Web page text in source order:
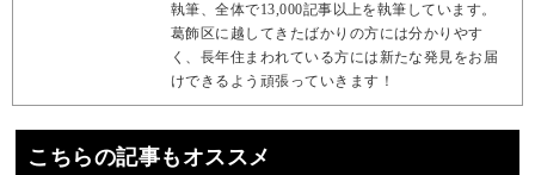
執筆、全体で13,000記事以上を執筆しています。
葛飾区に越してきたばかりの方には分かりやす
く、長年住まわれている方には新たな発見をお届
けできるよう頑張っていきます！
こちらの記事もオススメ